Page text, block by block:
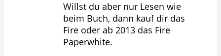
Willst du aber nur Lesen wie
beim Buch, dann kauf dir das
Fire oder ab 2013 das Fire
Paperwhite.